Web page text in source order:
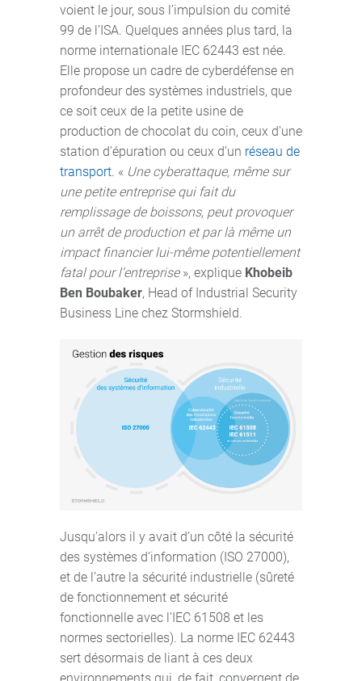
voient le jour, sous l’impulsion du comité
99 de l’ISA. Quelques années plus tard, la
norme internationale IEC 62443 est née.
Elle propose un cadre de cyberdéfense en
profondeur des systèmes industriels, que
ce soit ceux de la petite usine de
production de chocolat du coin, ceux d’une
station d'épuration ou ceux d’un réseau de
transport. « Une cyberattaque, même sur
une petite entreprise qui fait du
remplissage de boissons, peut provoquer
un arrêt de production et par là même un
impact financier lui-même potentiellement
fatal pour l’entreprise», explique Khobeib
Ben Boubaker, Head of Industrial Security
Business Line chez Stormshield.
Jusqu’alors il y avait d’un côté la sécurité
des systèmes d’information (ISO 27000),
et de l’autre la sécurité industrielle (sûreté
de fonctionnement et sécurité
fonctionnelle avec l’IEC 61508 et les
normes sectorielles). La norme IEC 62443
sert désormais de liant à ces deux